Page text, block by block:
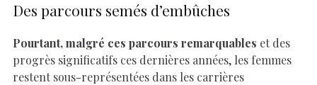
Des parcours semés d’embûches
Pourtant, malgré ces parcours remarquables et des
progrès significatifs ces dernières années, les femmes
restent sous-représentées dans les carrières